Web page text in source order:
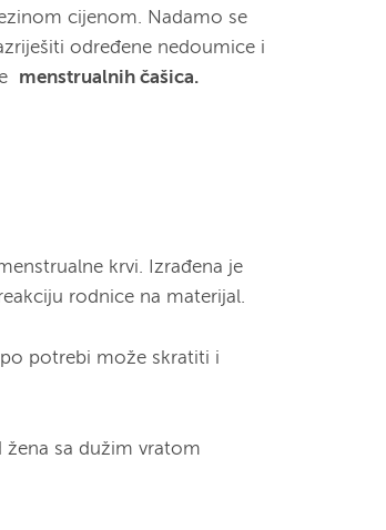
cijenom. Nadamo se
određene nedoumice i
menstrualnih čašica.
krvi. Izrađena je
rodnice na materijal.
potrebi može skratiti i
sa dužim vratom